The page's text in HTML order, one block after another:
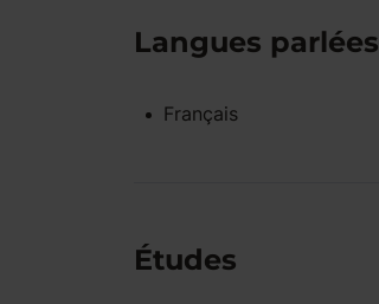
Langues parlées
Français
Études